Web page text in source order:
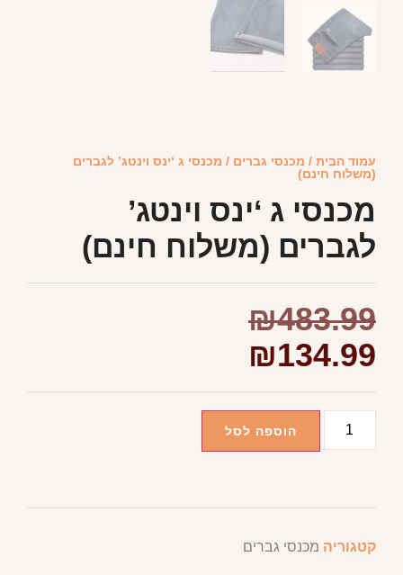
עמוד הבית / מכנסי גברים / מכנסי ג ‘ינס וינטג’ לגברים
(משלוח חינם)
מכנסי ג ‘ינס וינטג’
לגברים (משלוח חינם)
₪483.99
₪134.99
הוספה לסל
קטגוריה מכנסי גברים